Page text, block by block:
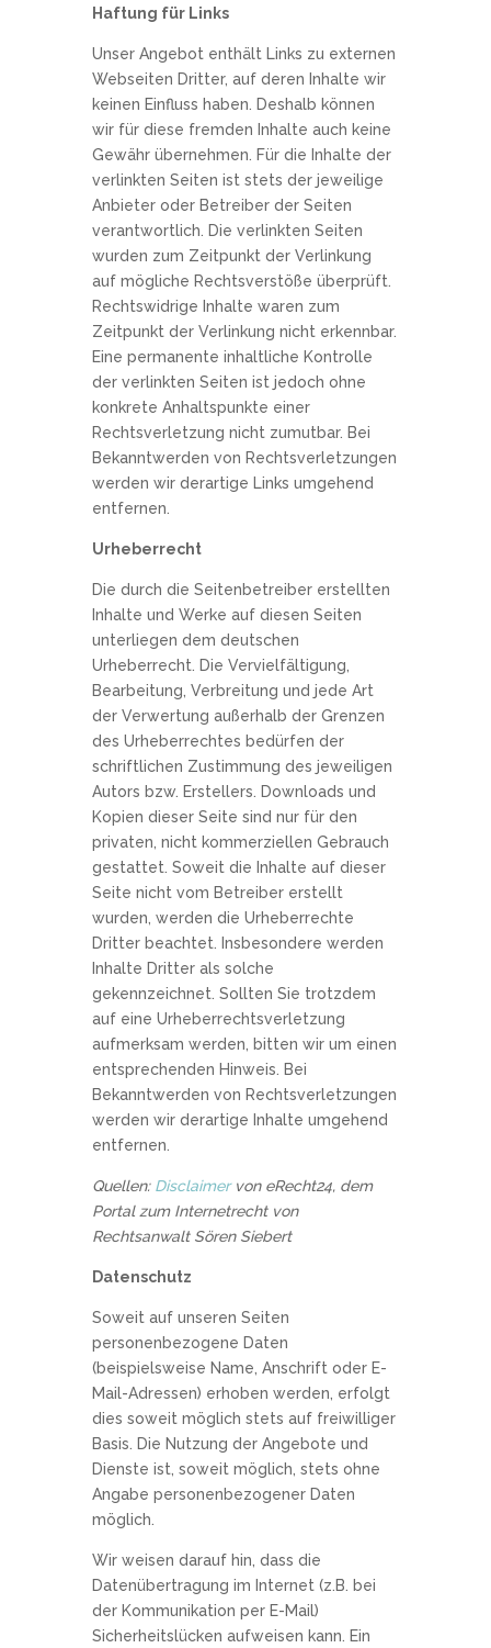
Haftung für Links
Unser Angebot enthält Links zu externen
Webseiten Dritter, auf deren Inhalte wir
keinen Einfluss haben. Deshalb können
wir für diese fremden Inhalte auch keine
Gewähr übernehmen. Für die Inhalte der
verlinkten Seiten ist stets der jeweilige
Anbieter oder Betreiber der Seiten
verantwortlich. Die verlinkten Seiten
wurden zum Zeitpunkt der Verlinkung
auf mögliche Rechtsverstöße überprüft.
Rechtswidrige Inhalte waren zum
Zeitpunkt der Verlinkung nicht erkennbar.
Eine permanente inhaltliche Kontrolle
der verlinkten Seiten ist jedoch ohne
konkrete Anhaltspunkte einer
Rechtsverletzung nicht zumutbar. Bei
Bekanntwerden von Rechtsverletzungen
werden wir derartige Links umgehend
entfernen.
Urheberrecht
Die durch die Seitenbetreiber erstellten
Inhalte und Werke auf diesen Seiten
unterliegen dem deutschen
Urheberrecht. Die Vervielfältigung,
Bearbeitung, Verbreitung und jede Art
der Verwertung außerhalb der Grenzen
des Urheberrechtes bedürfen der
schriftlichen Zustimmung des jeweiligen
Autors bzw. Erstellers. Downloads und
Kopien dieser Seite sind nur für den
privaten, nicht kommerziellen Gebrauch
gestattet. Soweit die Inhalte auf dieser
Seite nicht vom Betreiber erstellt
wurden, werden die Urheberrechte
Dritter beachtet. Insbesondere werden
Inhalte Dritter als solche
gekennzeichnet. Sollten Sie trotzdem
auf eine Urheberrechtsverletzung
aufmerksam werden, bitten wir um einen
entsprechenden Hinweis. Bei
Bekanntwerden von Rechtsverletzungen
werden wir derartige Inhalte umgehend
entfernen.
Quellen: Disclaimervon eRecht24, dem
Portal zum Internetrecht von
Rechtsanwalt Sören Siebert
Datenschutz
Soweit auf unseren Seiten
personenbezogene Daten
(beispielsweise Name, Anschrift oder E-
Mail-Adressen) erhoben werden, erfolgt
dies soweit möglich stets auf freiwilliger
Basis. Die Nutzung der Angebote und
Dienste ist, soweit möglich, stets ohne
Angabe personenbezogener Daten
möglich.
Wir weisen darauf hin, dass die
Datenübertragung im Internet (z.B. bei
der Kommunikation per E-Mail)
Sicherheitslücken aufweisen kann. Ein